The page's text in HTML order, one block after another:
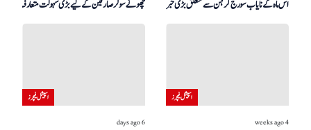
چھوٹے سولر صارفین کے لیے بڑی سہولت متعارف اس ماہ کے نایاب سورج گرہن سے متعلق بڑی خبر!
اسپیشل فیچرز
6 days ago
اسپیشل فیچرز
4 weeks ago